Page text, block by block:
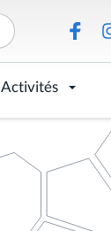
Activités